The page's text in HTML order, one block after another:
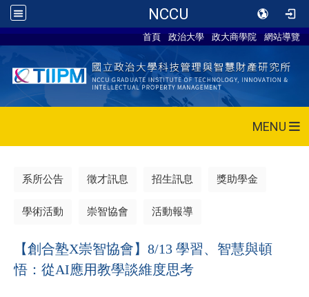
NCCU
首頁 政治大學 政大商學院 網站導覽
MENU
系所公告 徵才訊息 招生訊息 獎助學金
學術活動 崇智協會 活動報導
【創合塾X崇智協會】8/13 學習、智慧與頓
悟：從AI應用教學談維度思考